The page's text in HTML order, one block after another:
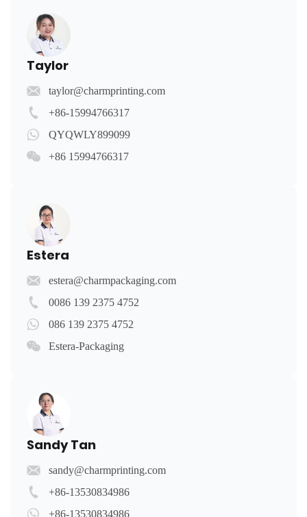
Taylor
taylor@charmprinting.com
+86-15994766317
QYQWLY899099
+86 15994766317
Estera
estera@charmpackaging.com
0086 139 2375 4752
086 139 2375 4752
Estera-Packaging
Sandy Tan
sandy@charmprinting.com
+86-13530834986
+86-13530834986